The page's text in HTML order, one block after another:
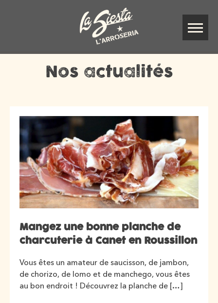
Nos actualités
Mangez une bonne planche de
charcuterie à Canet en Roussillon
Vous êtes un amateur de saucisson, de jambon,
de chorizo, de lomo et de manchego, vous êtes
au bon endroit ! Découvrez la planche de […]